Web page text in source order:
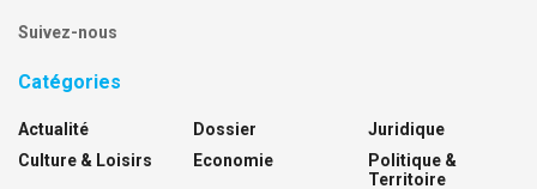
Suivez-nous
Catégories
Actualité
Culture & Loisirs
Dossier
Economie
Juridique
Politique &
Territoire